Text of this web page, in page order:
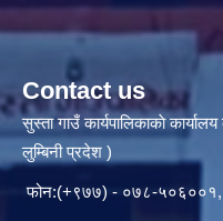
Contact us
सुस्ता गाउँ कार्यपालिकाकाे
लुम्बिनी प्रदेश )
फोन:(+९७७) - ०७८-